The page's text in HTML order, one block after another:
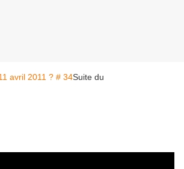
Suite du